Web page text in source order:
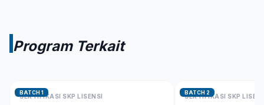
Program Terkait
BATCH 1
SERTIFIKASI SKP LISENSI
BATCH 2
SERTIFIKASI SKP